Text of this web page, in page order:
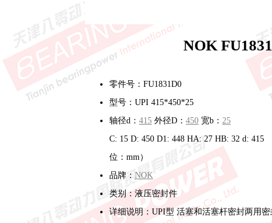
NOK
零件号：FU1831D0
型号：UPI 415*450*25
轴径d： 415 外径D： 450 宽b： 25
C: 15 D: 450 D1: 448 HA: 27 HB: 32 d: 415
位：mm）
品牌： NOK
类别：液压密封件
详细说明：UPI型 活塞和活塞杆密封两用密